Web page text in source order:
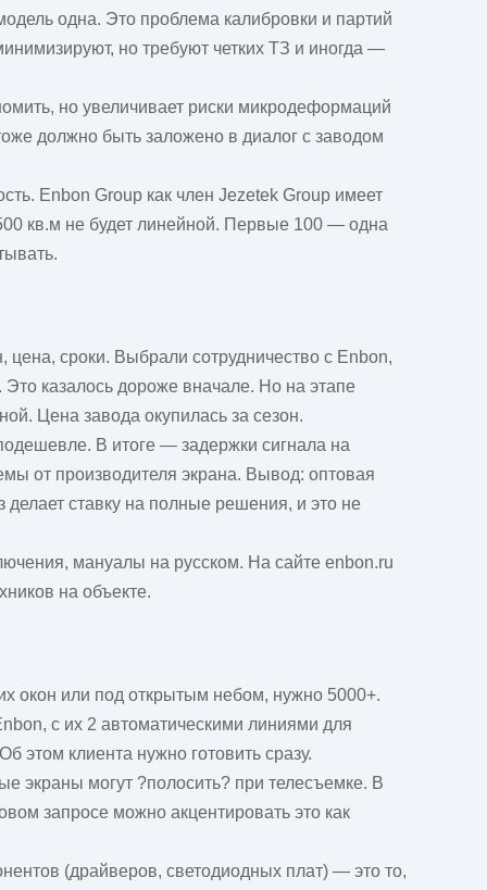
одна. Это проблема калибровки и партий
но требуют четких ТЗ и иногда —
но увеличивает риски микродеформаций
должно быть заложено в диалог с заводом
Enbon Group как член Jezetek Group имеет
кв.м не будет линейной. Первые 100 — одна
, цена, сроки. Выбрали сотрудничество с Enbon,
казалось дороже вначале. Но на этапе
Цена завода окупилась за сезон.
В итоге — задержки сигнала на
от производителя экрана. Вывод: оптовая
делает ставку на полные решения, и это не
мануалы на русском. На сайте enbon.ru
на объекте.
окон или под открытым небом, нужно 5000+.
с их 2 автоматическими линиями для
этом клиента нужно готовить сразу.
экраны могут ?полосить? при телесъемке. В
запросе можно акцентировать это как
(драйверов, светодиодных плат) — это то,